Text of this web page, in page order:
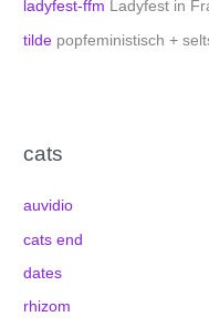
ladyfest-ffm Ladyfest in
tilde popfeministisch +
cats
auvidio
cats end
dates
rhizom